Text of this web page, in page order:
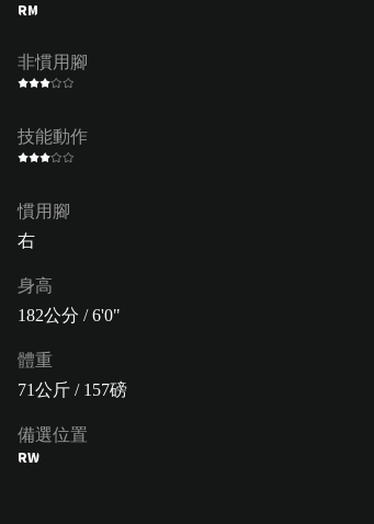
RM
非慣用腳
技能動作
慣用腳
右
身高
182公分 / 6'0"
體重
71公斤 / 157磅
備選位置
RW